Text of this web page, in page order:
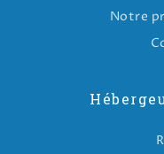
Notre